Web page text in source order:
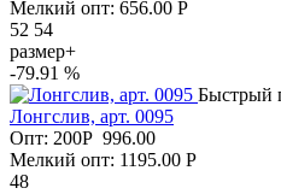
Мелкий опт: 656.00 Р
52 54
размер+
-79.91 %
Быстрый
Лонгслив, арт. 0095
Опт: 200Р 996.00
Мелкий опт: 1195.00 Р
48